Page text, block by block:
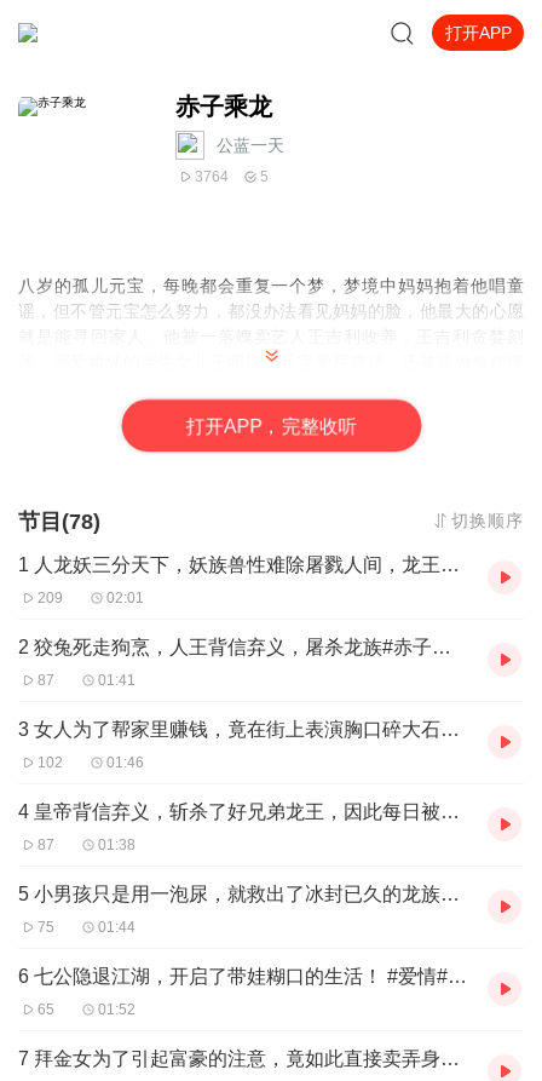
打开APP
赤子乘龙
公蓝一天
3764 5
八岁的孤儿元宝，每晚都会重复一个梦，梦境中妈妈抱着他唱童
谣，但不管元宝怎么努力，都没办法看见妈妈的脸，他最大的心愿
薄，溺爱娇纵的亲生女儿王明珠，元宝受尽虐待，还被逼做偷鸡摸
比他大，但却没元宝机灵，相貌又丑，老被王明珠欺负，要元宝为
她解困；这对苦命孤儿，相依为命。
放了在龙茧内的龙公主。
原来曾经帮助皇帝消灭妖怪的龙王，因为功高盖主，被皇帝镇在巨
大冰块之中。事发当日，龙公主因为顽皮，把龙族宝物——龙珠弄
丢，被龙王困在茧内，竟然因此逃过劫难。
成莫逆后，渐渐投入到人的生活中去。 更凭小法术把可恶的王吉利
打开APP，完整收听
节目(78) 切换顺序
1 人龙妖三分天下，妖族兽性难除屠戮人间，龙王出手相助#赤子乘龙#爱情#古装剧
209 02:01
2 狡兔死走狗烹，人王背信弃义，屠杀龙族#赤子乘龙#爱情#古装剧
87 01:41
3 女人为了帮家里赚钱，竟在街上表演胸口碎大石！ #爱情#古装剧#神话#武侠
102 01:46
4 皇帝背信弃义，斩杀了好兄弟龙王，因此每日被龙魂纠缠 #爱情#古装剧#神话
87 01:38
5 小男孩只是用一泡尿，就救出了冰封已久的龙族公主！ #爱情#古装剧#神话#武侠
75 01:44
6 七公隐退江湖，开启了带娃糊口的生活！ #爱情#古装剧#神话#武侠#影视解说
65 01:52
7 拜金女为了引起富豪的注意，竟如此直接卖弄身姿 #爱情#古装剧#神话#武侠